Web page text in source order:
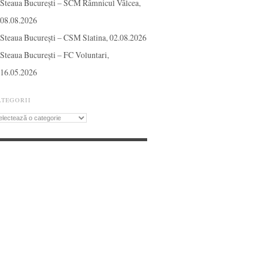
Steaua București – SCM Râmnicul Vâlcea,
08.08.2026
Steaua București – CSM Slatina, 02.08.2026
Steaua București – FC Voluntari,
16.05.2026